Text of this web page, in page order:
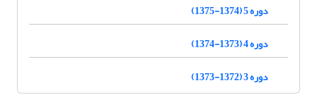
دوره 5 (1374-1375)
دوره 4 (1373-1374)
دوره 3 (1372-1373)